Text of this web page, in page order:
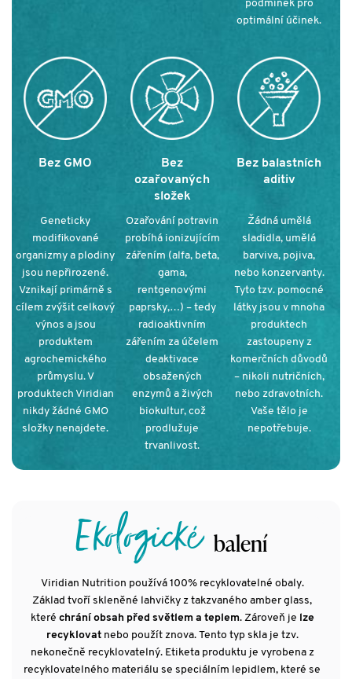
podmínek pro
optimální účinek.
Bez GMO
Bez
ozařovaných
složek
Bez balastních
aditiv
Geneticky
modifikované
organizmy a plodiny
jsou nepřirozené.
Vznikají primárně s
cílem zvýšit celkový
výnos a jsou
produktem
agrochemického
průmyslu. V
produktech Viridian
nikdy žádné GMO
složky nenajdete.
Ozařování potravin
probíhá ionizujícím
zářením (alfa, beta,
gama,
rentgenovými
paprsky,…) – tedy
radioaktivním
zářením za účelem
deaktivace
obsažených
enzymů a živých
biokultur, což
prodlužuje
trvanlivost.
Žádná umělá
sladidla, umělá
barviva, pojiva,
nebo konzervanty.
Tyto tzv. pomocné
látky jsou v mnoha
produktech
zastoupeny z
komerčních důvodů
– nikoli nutričních,
nebo zdravotních.
Vaše tělo je
nepotřebuje.
Ekologickébalení
Viridian Nutrition používá 100% recyklovatelné obaly.
Základ tvoří skleněné lahvičky z takzvaného amber glass,
které chrání obsah před světlem a teplem. Zároveň je lze
recyklovatnebo použít znova. Tento typ skla je tzv.
nekonečně recyklovatelný. Etiketa produktu je vyrobena z
recyklovatelného materiálu se speciálním lepidlem, které se